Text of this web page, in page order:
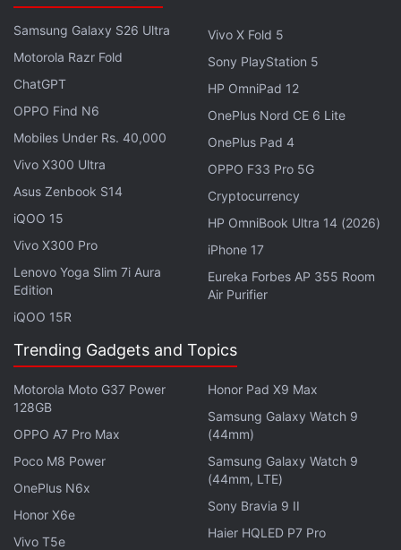
फोन में अगर कोई अंजान पॉप-अप या एरर मैसेज नजर आए तो भी यह
डिवाइस के हैक होने के संकेत हैं।
आपको फोन पर किसी अंजान लिंक पर क्लिक नहीं करना चाहिए।
किसी अंजान सोर्स से कोई फाइल या ऐप डाउनलोड नहीं करनी
चाहिए।
फोन को हमेशा सॉफ्टवेयर और सिक्योरिटी पैच से अपडेट रखना
डिवाइस में भरोसेमंद एंटीवायरस और एंटी मैलवेयर प्रोग्राम डाउनलोड
रखने चाहिए।
पब्लिक और फ्री वाई-फाई का उपयोग करने से बचना चाहिए।
लेटेस्ट टेक न्यूज़
एक्सक्लूसिव ऑफर के लिए गैजेट्स 360 एंड्रॉयडऐप डाउनलोड करें और
ये भी पढ़े:Mobile Hack How to Check Phone is Hacked
hackers can access your screen
Tech Tips,Tech Guide
Samsung Galaxy S26 Ultra
Motorola Razr Fold
ChatGPT
OPPO Find N6
Mobiles Under Rs. 40,000
Vivo X300 Ultra
Asus Zenbook S14
iQOO 15
Vivo X300 Pro
Lenovo Yoga Slim 7i Aura
Edition
iQOO 15R
Vivo X Fold 5
Sony PlayStation 5
HP OmniPad 12
OnePlus Nord CE 6 Lite
OnePlus Pad 4
OPPO F33 Pro 5G
Cryptocurrency
HP OmniBook Ultra 14 (2026)
iPhone 17
Eureka Forbes AP 355 Room
Air Purifier
Trending Gadgets and Topics
Motorola Moto G37 Power
128GB
OPPO A7 Pro Max
Poco M8 Power
OnePlus N6x
Honor X6e
Vivo T5e
Honor Pad X9 Max
Samsung Galaxy Watch 9
(44mm)
Samsung Galaxy Watch 9
(44mm, LTE)
Sony Bravia 9 II
Haier HQLED P7 Pro